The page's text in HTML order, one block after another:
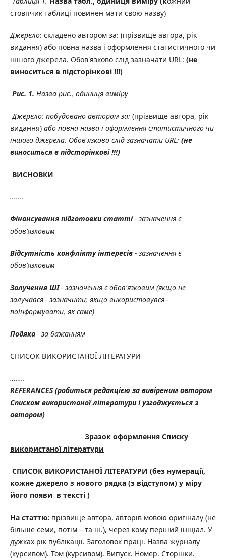
стовпчик таблиці повинен мати свою назву)
Джерело: складено автором за: (прізвище автора, рік
видання) або повна назва і оформлення статистичного чи
іншого джерела. Обов'язково слід зазначати URL: (не
виноситься в підсторінкові !!!)
Рис. 1. Назва рис., одиниця виміру
Джерело: побудовано автором за: (прізвище автора, рік
видання) або повна назва і оформлення статистичного чи
іншого джерела. Обов'язково слід зазначати URL: (не
виноситься в підсторінкові !!!)
ВИСНОВКИ
.......
Фінансування підготовки статті- зазначення є
обов'язковим
Відсутність конфлікту інтересів- зазначення є
обов'язковим
Залучення ШІ- зазначення є обов'язковим (якщо не
залучався - зазначити; якщо використовувся -
поінформувати, як саме)
Подяка- за бажанням
СПИСОК ВИКОРИСТАНОЇ ЛІТЕРАТУРИ
……..
REFERANCES (робиться редакцією за вивіреним автором
Списком використаної літературиі узгоджується з
автором)
Зразок оформлення Списку
використаної літератури
СПИСОК ВИКОРИСТАНОЇ ЛІТЕРАТУРИ (без нумерації,
кожне джерело з нового рядка (з відступом) у міру
його появи в тексті )
На статтю: прізвище автора, авторів мовою оригіналу (не
більше семи, потім – та ін.), через кому перший ініціал. У
дужках рік публікації. Заголовок праці. Назва журналу
(курсивом). Том (курсивом). Випуск. Номер. Сторінки.